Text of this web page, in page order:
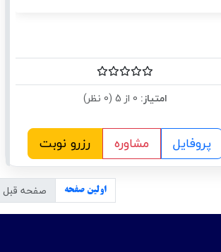
امتیاز:
پروفایل مشاوره رزرو نوبت
اولین صفحه صفحه قبل